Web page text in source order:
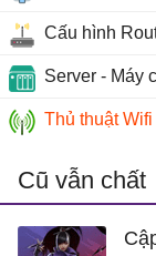
Cấu hình
Server - Máy
Thủ thuật Wifi
Cũ vẫn chất